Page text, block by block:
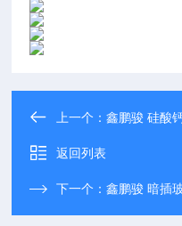
上一个：鑫鹏骏 硅酸钙复
返回列表
下一个：鑫鹏骏 暗插玻